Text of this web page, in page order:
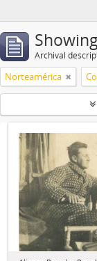
Archival
Norteamérica